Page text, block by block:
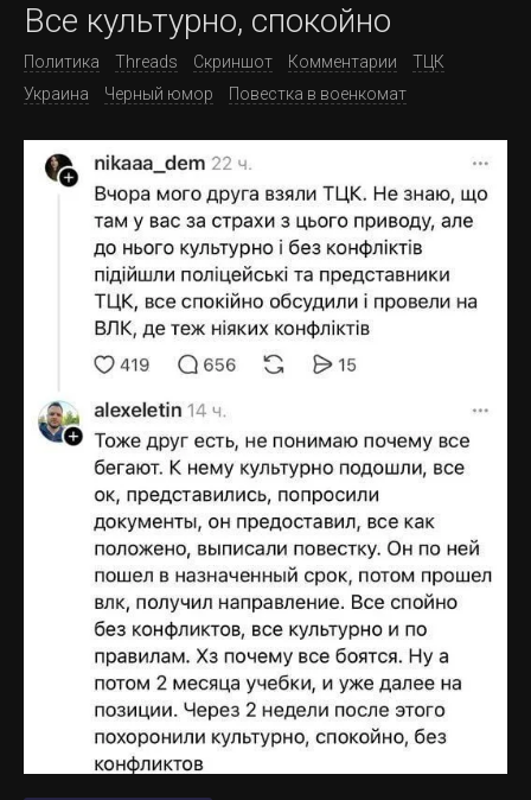
Все культурно, спокойно
Политика Threads Скриншот Комментарии
ТЦК
Украина
Черный юмор Повестка в военкомат